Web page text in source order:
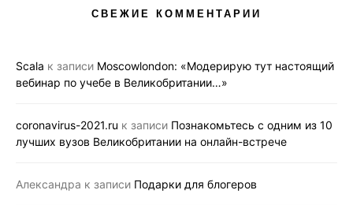
СВЕЖИЕ КОММЕНТАРИИ
Scala к записи Moscowlondon: «Модерирую тут настоящий
вебинар по учебе в Великобритании…»
coronavirus-2021.ru к записи Познакомьтесь с одним из 10
лучших вузов Великобритании на онлайн-встрече
Александра к записи Подарки для блогеров